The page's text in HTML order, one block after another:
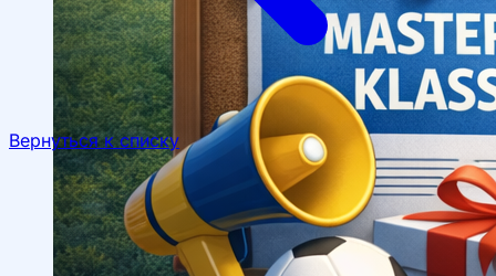
Вернуться к списку